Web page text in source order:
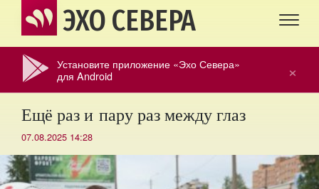
ЭХО СЕВЕРА
×
Установите приложение «Эхо Севера»
для Android
Ещё раз и пару раз между глаз
07.08.2025 14:28